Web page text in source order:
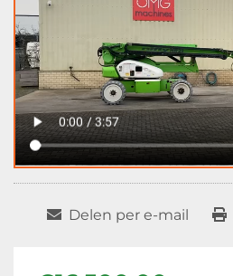
Delen per e-mail